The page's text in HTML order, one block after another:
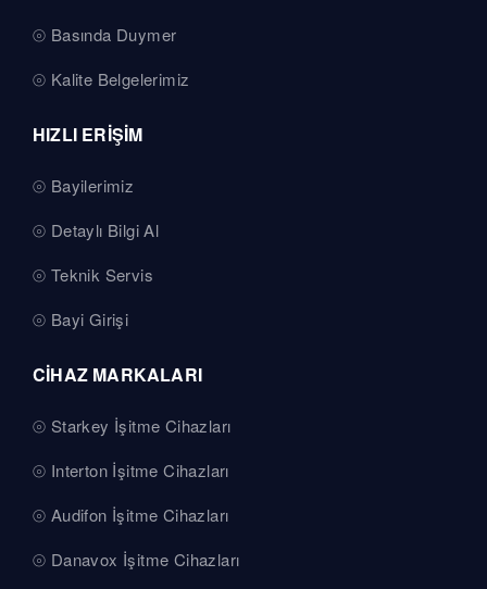
Basında Duymer
Kalite Belgelerimiz
HIZLI ERİŞİM
Bayilerimiz
Detaylı Bilgi Al
Teknik Servis
Bayi Girişi
CİHAZ MARKALARI
Starkey İşitme Cihazları
Interton İşitme Cihazları
Audifon İşitme Cihazları
Danavox İşitme Cihazları